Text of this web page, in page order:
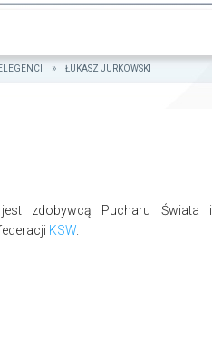
ŁUKASZ JURKOWSKI
zdobywcą Pucharu Świata i
KSW